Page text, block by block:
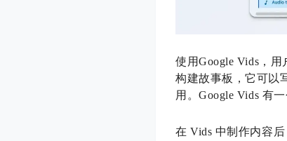
使用Google Vids，
构建故事板，它可以
用。Google Vids 有
在 Vids 中制作内容